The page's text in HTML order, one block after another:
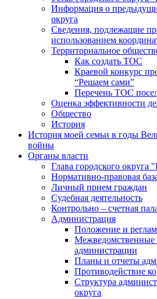
Информация о
округа
Сведения, подлежащие
использованием
Территориальное
Как создать ТОС
Краевой конкурс
“Решаем сами”
Перечень ТОС
Оценка эффективности
Общество
История
История моей семьи в годы
войны
Органы власти
Глава городского округа
Нормативно-правовая
Личный прием граждан
Судебная деятельность
Контрольно – счетная
Администрация
Положение и
Межведомственные
администрации
Планы и отчеты
Противодействие
Структура
округа